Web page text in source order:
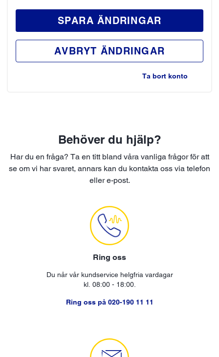
AVBRYT ÄNDRINGAR
SPARA ÄNDRINGAR
Ta bort konto
Behöver du hjälp?
Har du en fråga? Ta en titt bland våra vanliga frågor för att
se om vi har svaret, annars kan du kontakta oss via telefon
eller e-post.
Ring oss
Du når vår kundservice helgfria vardagar
kl. 08:00 - 18:00.
Ring oss på 020-190 11 11